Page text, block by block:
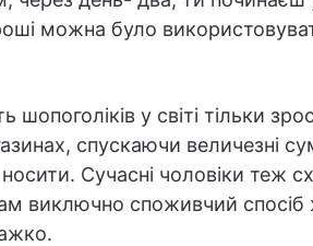
можна було
шопоголіків у світі тільки
спускаючи величезні
Сучасні чоловіки теж
виключно споживчий спосіб